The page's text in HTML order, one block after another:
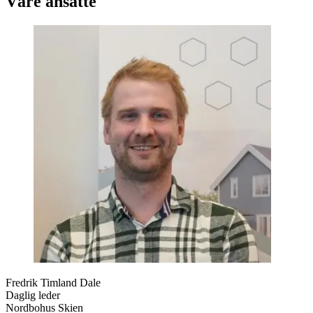
Fredrik Timland Dale
Daglig leder
Nordbohus Skien